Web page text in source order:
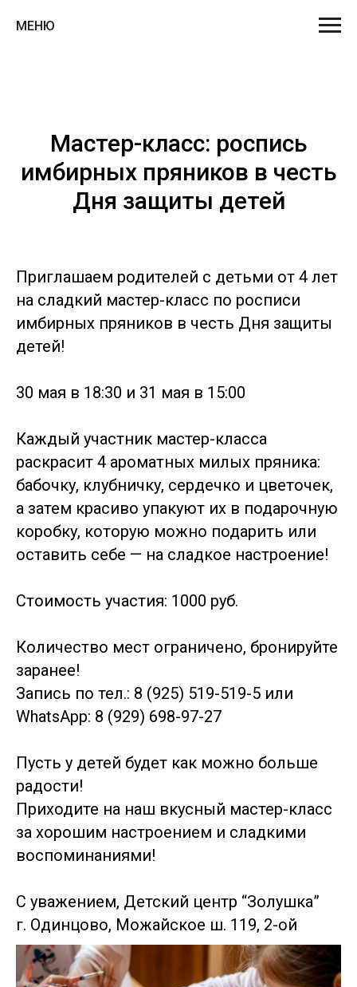
МЕНЮ
Мастер-класс: роспись
имбирных пряников в честь
Дня защиты детей
Приглашаем родителей с детьми от 4 лет
на сладкий мастер-класс по росписи
имбирных пряников в честь Дня защиты
детей!
30 мая в 18:30 и 31 мая в 15:00
Каждый участник мастер-класса
раскрасит 4 ароматных милых пряника:
бабочку, клубничку, сердечко и цветочек,
а затем красиво упакуют их в подарочную
коробку, которую можно подарить или
оставить себе — на сладкое настроение!
Стоимость участия: 1000 руб.
Количество мест ограничено, бронируйте
заранее!
Запись по тел.: 8 (925) 519-519-5 или
WhatsApp: 8 (929) 698-97-27
Пусть у детей будет как можно больше
радости!
Приходите на наш вкусный мастер-класс
за хорошим настроением и сладкими
воспоминаниями!
С уважением, Детский центр “Золушка”
г. Одинцово, Можайское ш. 119, 2-ой